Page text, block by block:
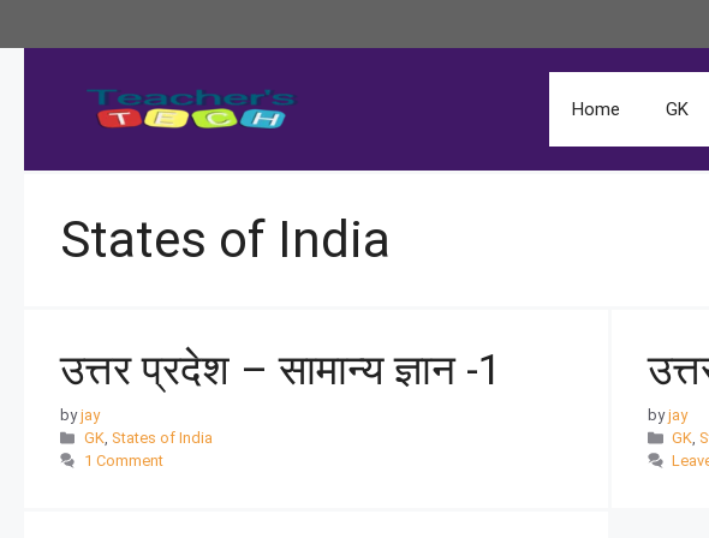
Home GK
States of India
उत्तर प्रदेश – सामान्य ज्ञान -1
byjay
GK, States of India
1 Comment
byjay
GK,